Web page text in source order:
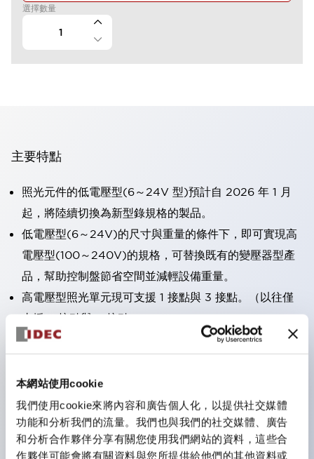
本網站使用cookie
我們使用cookie來將內容和廣告個人化，以提供社交媒體
功能和分析我們的流量。我們也與我們的社交媒體、廣告
和分析合作夥伴分享有關您使用我們網站的資料，這些合
作夥伴可能會將有關資料與您所提供給他們的其他資料或
選擇數量
主要特點
照光元件的低電壓型(6～24V 型)預計自 2026 年 1 月
起，將陸續切換為新型錄規格的製品。
低電壓型(6～24V)的尺寸與重量的條件下，即可實現高
電壓型(100～240V)的規格，可替換既有的變壓器型產
品，幫助控制盤節省空間並減輕設備重量。
高電壓型照光單元現可支援 1 接點與 3 接點。（以往僅
支援 2 接點與 4 接點）。
採用一體成型端子蓋，具備極高安全性的手指保護結構。
防護結構可防止水或油從面板前方滲入：IP65（僅雙按
鈕開關為 IP40）。
雙按鈕開關，可將兩個獨立動作的按鈕以及一個指示燈這
三種功能集結於一顆開關。